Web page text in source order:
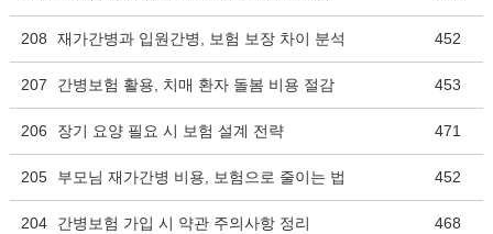
208 재가간병과 입원간병, 보험 보장 차이 분석 452
207 간병보험 활용, 치매 환자 돌봄 비용 절감 453
206 장기 요양 필요 시 보험 설계 전략 471
205 부모님 재가간병 비용, 보험으로 줄이는 법 452
204 간병보험 가입 시 약관 주의사항 정리 468